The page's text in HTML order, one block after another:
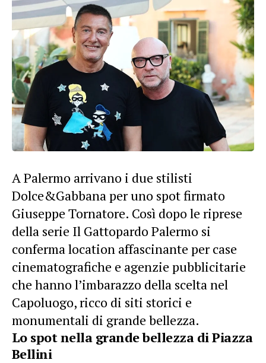
A Palermo arrivano i due stilisti
Dolce&Gabbanaper uno spot firmato
Giuseppe Tornatore. Così dopo le riprese
della serie Il Gattopardo Palermo si
conferma location affascinante per case
cinematografiche e agenzie pubblicitarie
che hanno l’imbarazzo della scelta nel
Capoluogo, ricco di siti storici e
monumentali di grande bellezza.
Lo spot nella grande bellezza di Piazza
Bellini